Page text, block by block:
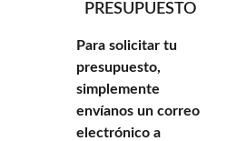
PRESUPUESTO
Para solicitar tu
presupuesto,
simplemente
envíanos un correo
electrónico a